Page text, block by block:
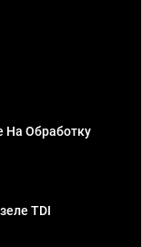
На Обработку
TDI